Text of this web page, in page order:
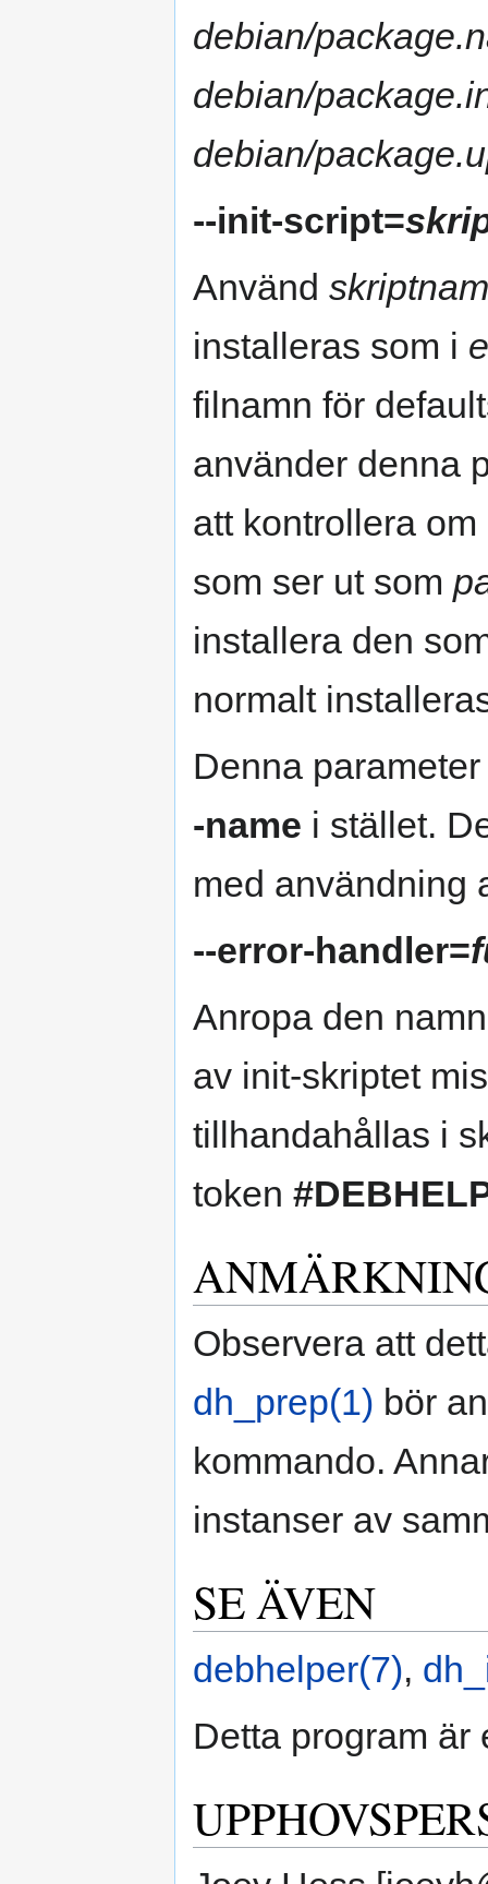
debian/
debian/
debian/
--init-script=
Använd
installeras som i
filnamn för
använder denna
att kontrollera
som ser ut som
installera den
normalt
Denna
-name i stället.
med användning
--error-handler=
Anropa den
av init-skriptet
tillhandahållas i
token
Observera att
dh_prep(1) bör
kommando.
instanser av
SE ÄVEN
debhelper(7),
Detta program är